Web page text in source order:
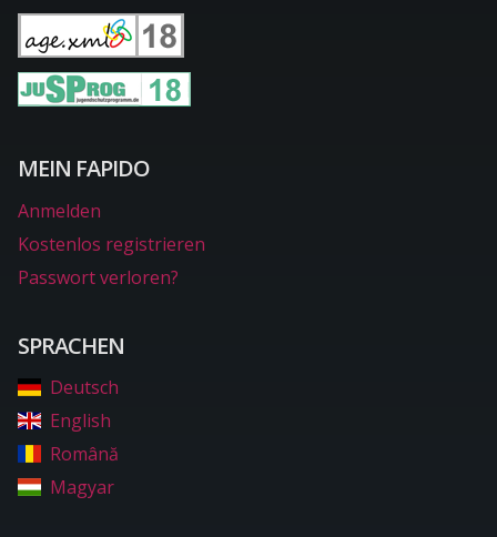
MEIN FAPIDO
Anmelden
Kostenlos registrieren
Passwort verloren?
SPRACHEN
Deutsch
English
Română
Magyar